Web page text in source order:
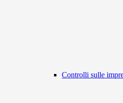
Controlli sulle